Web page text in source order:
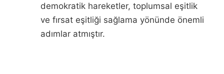
demokratik hareketler, toplumsal eşitlik
ve fırsat eşitliği sağlama yönünde önemli
adımlar atmıştır.